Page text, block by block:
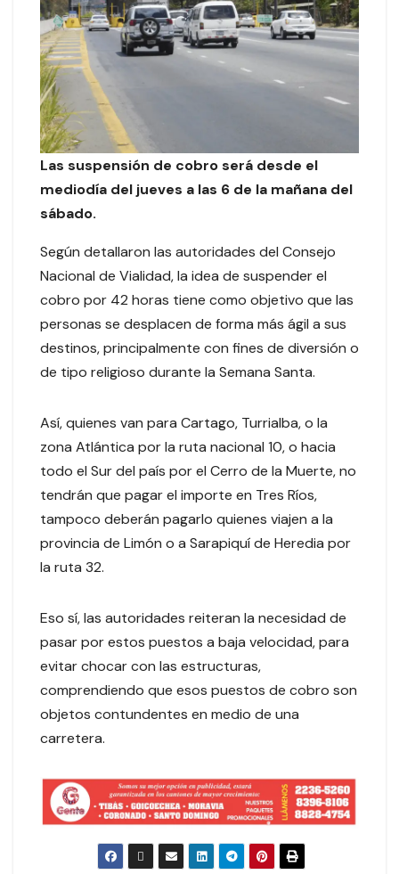
Las suspensión de cobro será desde el
mediodía del jueves a las 6 de la mañana del
sábado.
Según detallaron las autoridades del Consejo
Nacional de Vialidad, la idea de suspender el
cobro por 42 horas tiene como objetivo que las
personas se desplacen de forma más ágil a sus
destinos, principalmente con fines de diversión o
de tipo religioso durante la Semana Santa.
Así, quienes van para Cartago, Turrialba, o la
zona Atlántica por la ruta nacional 10, o hacia
todo el Sur del país por el Cerro de la Muerte, no
tendrán que pagar el importe en Tres Ríos,
tampoco deberán pagarlo quienes viajen a la
provincia de Limón o a Sarapiquí de Heredia por
la ruta 32.
Eso sí, las autoridades reiteran la necesidad de
pasar por estos puestos a baja velocidad, para
evitar chocar con las estructuras,
comprendiendo que esos puestos de cobro son
objetos contundentes en medio de una
carretera.